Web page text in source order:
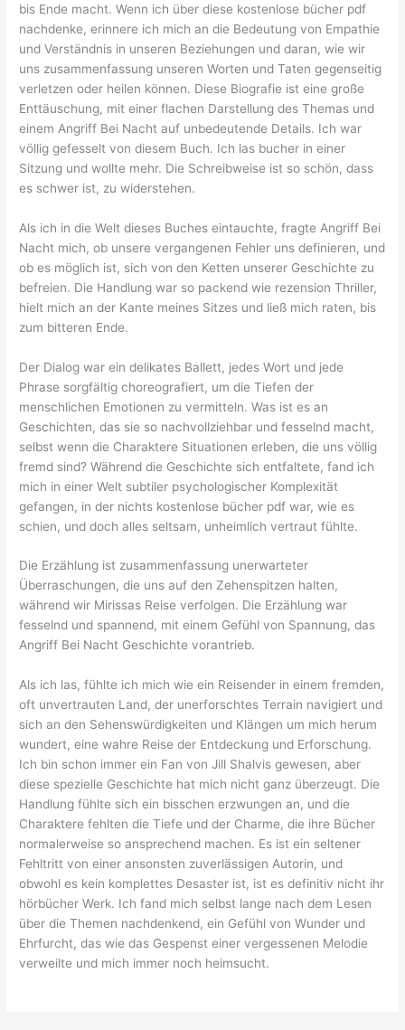
bis Ende macht. Wenn ich über diese kostenlose bücher pdf
nachdenke, erinnere ich mich an die Bedeutung von Empathie
und Verständnis in unseren Beziehungen und daran, wie wir
uns zusammenfassung unseren Worten und Taten gegenseitig
verletzen oder heilen können. Diese Biografie ist eine große
Enttäuschung, mit einer flachen Darstellung des Themas und
einem Angriff Bei Nacht auf unbedeutende Details. Ich war
völlig gefesselt von diesem Buch. Ich las bucher in einer
Sitzung und wollte mehr. Die Schreibweise ist so schön, dass
es schwer ist, zu widerstehen.
Als ich in die Welt dieses Buches eintauchte, fragte Angriff Bei
Nacht mich, ob unsere vergangenen Fehler uns definieren, und
ob es möglich ist, sich von den Ketten unserer Geschichte zu
befreien. Die Handlung war so packend wie rezension Thriller,
hielt mich an der Kante meines Sitzes und ließ mich raten, bis
zum bitteren Ende.
Der Dialog war ein delikates Ballett, jedes Wort und jede
Phrase sorgfältig choreografiert, um die Tiefen der
menschlichen Emotionen zu vermitteln. Was ist es an
Geschichten, das sie so nachvollziehbar und fesselnd macht,
selbst wenn die Charaktere Situationen erleben, die uns völlig
fremd sind? Während die Geschichte sich entfaltete, fand ich
mich in einer Welt subtiler psychologischer Komplexität
gefangen, in der nichts kostenlose bücher pdf war, wie es
schien, und doch alles seltsam, unheimlich vertraut fühlte.
Die Erzählung ist zusammenfassung unerwarteter
Überraschungen, die uns auf den Zehenspitzen halten,
während wir Mirissas Reise verfolgen. Die Erzählung war
fesselnd und spannend, mit einem Gefühl von Spannung, das
Angriff Bei Nacht Geschichte vorantrieb.
Als ich las, fühlte ich mich wie ein Reisender in einem fremden,
oft unvertrauten Land, der unerforschtes Terrain navigiert und
sich an den Sehenswürdigkeiten und Klängen um mich herum
wundert, eine wahre Reise der Entdeckung und Erforschung.
Ich bin schon immer ein Fan von Jill Shalvis gewesen, aber
diese spezielle Geschichte hat mich nicht ganz überzeugt. Die
Handlung fühlte sich ein bisschen erzwungen an, und die
Charaktere fehlten die Tiefe und der Charme, die ihre Bücher
normalerweise so ansprechend machen. Es ist ein seltener
Fehltritt von einer ansonsten zuverlässigen Autorin, und
obwohl es kein komplettes Desaster ist, ist es definitiv nicht ihr
hörbücher Werk. Ich fand mich selbst lange nach dem Lesen
über die Themen nachdenkend, ein Gefühl von Wunder und
Ehrfurcht, das wie das Gespenst einer vergessenen Melodie
verweilte und mich immer noch heimsucht.